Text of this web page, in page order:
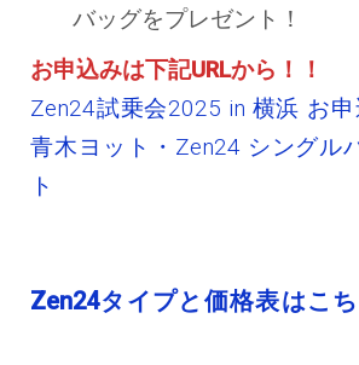
バッグをプレゼント！
お申込みは下記URLから！！
Zen24試乗会2025 in 横浜 お
青木ヨット・Zen24 シングル
ト
Zen24タイプと価格表はこ